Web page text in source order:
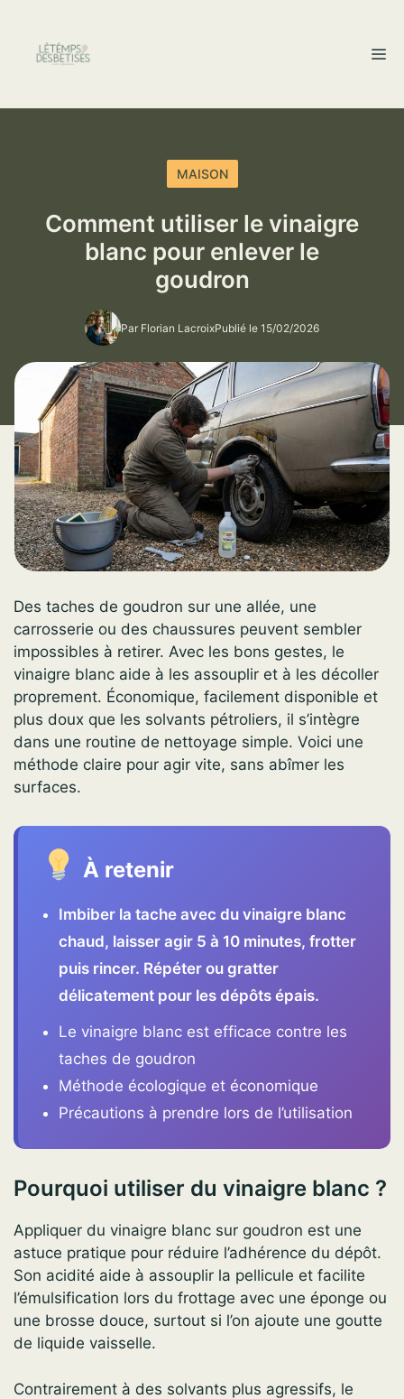
contenu
MAISON
Comment utiliser le vinaigre
blanc pour enlever le
goudron
Par Florian LacroixPublié le 15/02/2026
Des taches de goudron sur une allée, une
carrosserie ou des chaussures peuvent sembler
impossibles à retirer. Avec les bons gestes, le
vinaigre blanc aide à les assouplir et à les décoller
proprement. Économique, facilement disponible et
plus doux que les solvants pétroliers, il s’intègre
dans une routine de nettoyage simple. Voici une
méthode claire pour agir vite, sans abîmer les
surfaces.
À retenir
Imbiber la tache avec du vinaigre blanc
chaud, laisser agir 5 à 10 minutes, frotter
puis rincer. Répéter ou gratter
délicatement pour les dépôts épais.
Le vinaigre blanc est efficace contre les
taches de goudron
Méthode écologique et économique
Précautions à prendre lors de l’utilisation
Pourquoi utiliser du vinaigre blanc ?
Appliquer du vinaigre blanc sur goudron est une
astuce pratique pour réduire l’adhérence du dépôt.
Son acidité aide à assouplir la pellicule et facilite
l’émulsification lors du frottage avec une éponge ou
une brosse douce, surtout si l’on ajoute une goutte
de liquide vaisselle.
Contrairement à des solvants plus agressifs, le